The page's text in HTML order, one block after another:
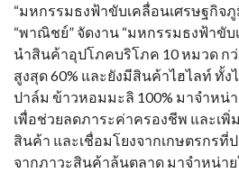
“มหกรรมธงฟ้าขับเคลื่อนเศรษฐกิจ
“พาณิชย์” จัดงาน “มหกรรมธงฟ้าขั
นำสินค้าอุปโภคบริโภค 10 หมวด กว่
สูงสุด 60% และยังมีสินค้าไฮไลท์ ทั้
ปาล์ม ข้าวหอมมะลิ 100% มาจำหน่
เพื่อช่วยลดภาระค่าครองชีพ และเพิ่
สินค้า และเชื่อมโยงจากเกษตรกร
จากภาวะสินค้าล้นตลาด มาจำหน่า